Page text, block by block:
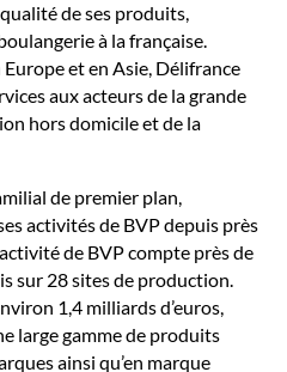
de ses produits,
à la française.
et en Asie, Délifrance
aux acteurs de la grande
hors domicile et de la
de premier plan,
activités de BVP depuis près
de BVP compte près de
sur 28 sites de production.
1,4 milliards d’euros,
large gamme de produits
ainsi qu’en marque